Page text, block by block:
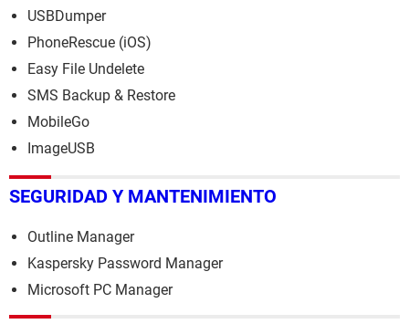
USBDumper
PhoneRescue (iOS)
Easy File Undelete
SMS Backup & Restore
MobileGo
ImageUSB
SEGURIDAD Y MANTENIMIENTO
Outline Manager
Kaspersky Password Manager
Microsoft PC Manager